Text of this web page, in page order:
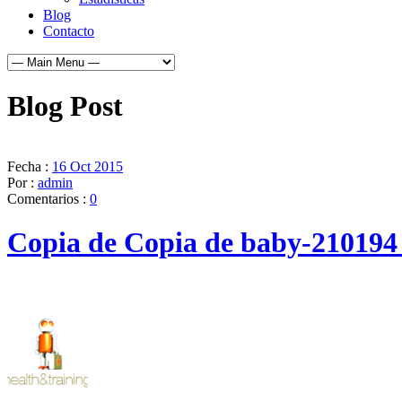
Blog
Contacto
Blog Post
Fecha : 16 Oct 2015
Por : admin
Comentarios : 0
Copia de Copia de baby-